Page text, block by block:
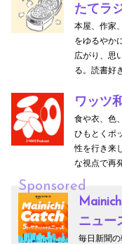
たてラ
本屋、作家
をゆるやか
広がり、思
る。読書好
ワッツ
食や衣、色
ひもとくポ
性を行き来
な視点で再
Sponsored
ニュー
毎日新聞